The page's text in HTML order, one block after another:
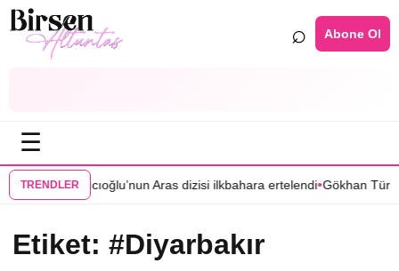
⌕ Abone Ol
☰
TRENDLER
•Mert Yazıcıoğlu’nun Aras dizisi ilkbahara ertelendi•Gökhan
Etiket: #Diyarbakır